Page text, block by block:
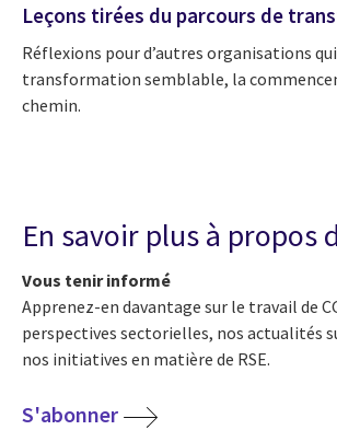
Leçons tirées du parcours de
Réflexions pour d’autres organisations
transformation semblable, la
chemin.
En savoir plus à propos
Vous tenir informé
Apprenez-en davantage sur le travail de
perspectives sectorielles, nos actualités
nos initiatives en matière de RSE.
S'abonner